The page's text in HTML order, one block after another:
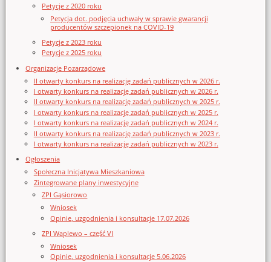
Petycje z 2020 roku
Petycja dot. podjęcia uchwały w sprawie gwarancji
producentów szczepionek na COVID-19
Petycje z 2023 roku
Petycje z 2025 roku
Organizacje Pozarządowe
II otwarty konkurs na realizację zadań publicznych w 2026 r.
I otwarty konkurs na realizację zadań publicznych w 2026 r.
II otwarty konkurs na realizację zadań publicznych w 2025 r.
I otwarty konkurs na realizację zadań publicznych w 2025 r.
I otwarty konkurs na realizację zadań publicznych w 2024 r.
II otwarty konkurs na realizację zadań publicznych w 2023 r.
I otwarty konkurs na realizację zadań publicznych w 2023 r.
Ogłoszenia
Społeczna Inicjatywa Mieszkaniowa
Zintegrowane plany inwestycyjne
ZPI Gąsiorowo
Wniosek
Opinie, uzgodnienia i konsultacje 17.07.2026
ZPI Waplewo – część VI
Wniosek
Opinie, uzgodnienia i konsultacje 5.06.2026